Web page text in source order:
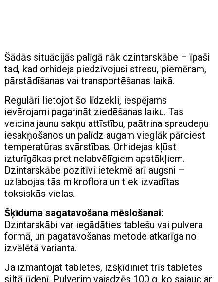
Šādās situācijās palīgā nāk dzintarskābe – īpaši
tad, kad orhideja piedzīvojusi stresu, piemēram,
pārstādīšanas vai transportēšanas laikā.
Regulāri lietojot šo līdzekli, iespējams
ievērojami pagarināt ziedēšanas laiku. Tas
veicina jaunu sakņu attīstību, paātrina spraudeņu
iesakņošanos un palīdz augam vieglāk pārciest
temperatūras svārstības. Orhidejas kļūst
izturīgākas pret nelabvēlīgiem apstākļiem.
Dzintarskābe pozitīvi ietekmē arī augsni –
uzlabojas tās mikroflora un tiek izvadītas
toksiskās vielas.
Šķīduma sagatavošana mēslošanai:
Dzintarskābi var iegādāties tablešu vai pulvera
formā, un pagatavošanas metode atkarīga no
izvēlētā varianta.
Ja izmantojat tabletes, izšķīdiniet trīs tabletes
siltā ūdenī. Pulverim vajadzēs 100 g, ko sajauc ar